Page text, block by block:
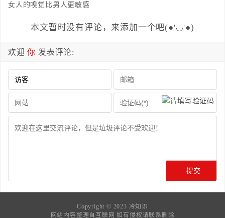
女人的嗅觉比男人更敏感
本文暂时没有评论，来添加一个吧(●'◡'●)
欢迎你 发表评论:
Copyright © 2023 冷知识
网站内容整理自互联网 如有侵权请联系删除